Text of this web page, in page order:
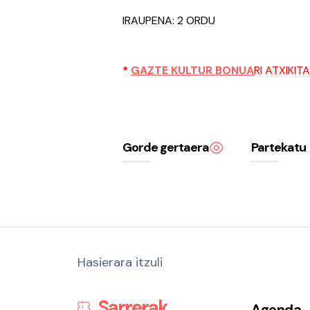
IRAUPENA: 2 ORDU
* GAZTE KULTUR BONUARI
Gorde gertaera Partekatu
Hasierara itzuli